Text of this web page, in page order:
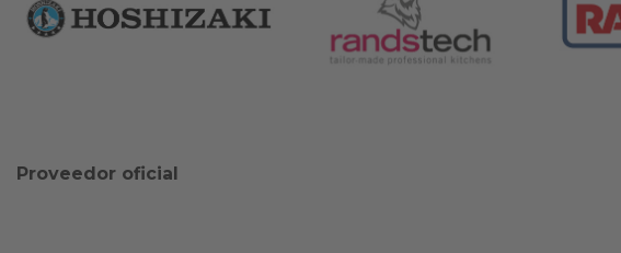
Proveedor oficial